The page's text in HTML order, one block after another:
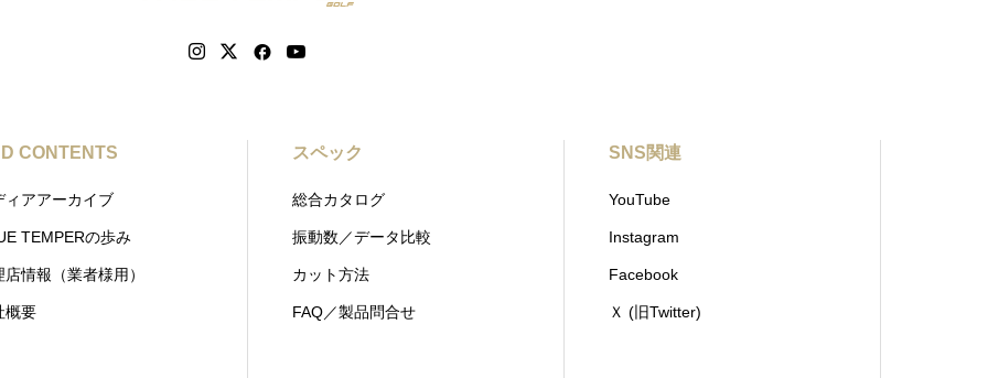
CONTENTS
ィアアーカイブ
TEMPERの歩み
店情報（業者様用）
概要
スペック
総合カタログ
振動数／データ比較
カット方法
FAQ／製品問合せ
SNS関連
YouTube
Instagram
Facebook
Ｘ (旧Twitter)